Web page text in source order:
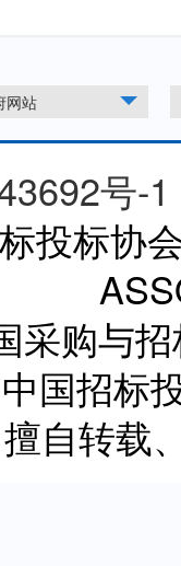
网站
号-1
投标协
采购与
国招标
擅自转载